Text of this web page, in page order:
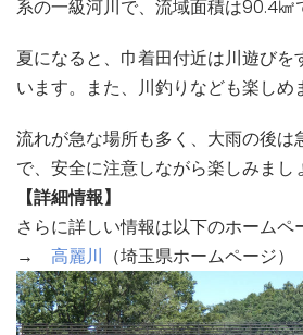
系の一級河川で、流域面積は90.4㎢
夏になると、巾着田付近は川遊びを
います。また、川釣りなども楽しめ
流れが急な場所も多く、大雨の後は
で、安全に注意しながら楽しみまし
【詳細情報】
さらに詳しい情報は以下のホームペ
→ 高麗川 （埼玉県ホームページ）